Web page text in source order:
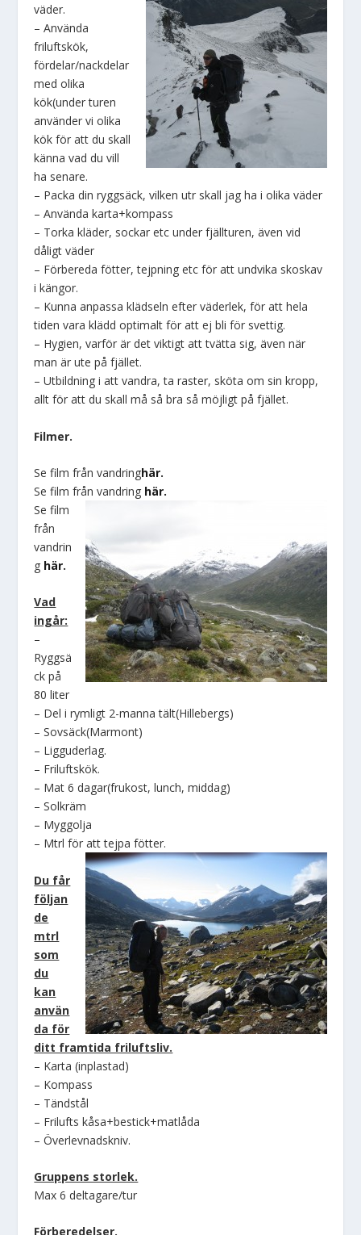
väder.
– Använda
friluftskök,
fördelar/nackdelar
med olika
kök(under turen
använder vi olika
kök för att du skall
känna vad du vill
ha senare.
– Packa din ryggsäck, vilken utr skall jag ha i olika väder
– Använda karta+kompass
– Torka kläder, sockar etc under fjällturen, även vid
dåligt väder
– Förbereda fötter, tejpning etc för att undvika skoskav
i kängor.
– Kunna anpassa klädseln efter väderlek, för att hela
tiden vara klädd optimalt för att ej bli för svettig.
– Hygien, varför är det viktigt att tvätta sig, även när
man är ute på fjället.
– Utbildning i att vandra, ta raster, sköta om sin kropp,
allt för att du skall må så bra så möjligt på fjället.
Filmer.
Se film från vandringhär.
Se film från vandring här.
Se film
från
vandrin
g här.
Vad
ingår:
–
Ryggsä
ck på
80 liter
– Del i rymligt 2-manna tält(Hillebergs)
– Sovsäck(Marmont)
– Ligguderlag.
– Friluftskök.
– Mat 6 dagar(frukost, lunch, middag)
– Solkräm
– Myggolja
– Mtrl för att tejpa fötter.
Du får
följan
de
mtrl
som
du
kan
använ
da för
ditt framtida friluftsliv.
– Karta (inplastad)
– Kompass
– Tändstål
– Frilufts kåsa+bestick+matlåda
– Överlevnadskniv.
Gruppens storlek.
Max 6 deltagare/tur
Förberedelser.